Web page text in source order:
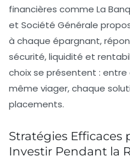
financières comme La
et Société Générale
à chaque épargnant,
sécurité, liquidité et
choix se présentent : entre
même viager, chaque
placements.
Stratégies Efficaces
Investir Pendant la